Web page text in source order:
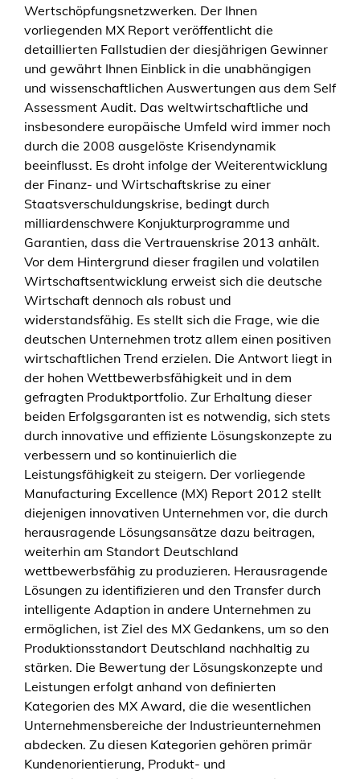
Wertschöpfungsnetzwerken. Der Ihnen
vorliegenden MX Report veröffentlicht die
detaillierten Fallstudien der diesjährigen Gewinner
und gewährt Ihnen Einblick in die unabhängigen
und wissenschaftlichen Auswertungen aus dem Self
Assessment Audit. Das weltwirtschaftliche und
insbesondere europäische Umfeld wird immer noch
durch die 2008 ausgelöste Krisendynamik
beeinflusst. Es droht infolge der Weiterentwicklung
der Finanz- und Wirtschaftskrise zu einer
Staatsverschuldungskrise, bedingt durch
milliardenschwere Konjukturprogramme und
Garantien, dass die Vertrauenskrise 2013 anhält.
Vor dem Hintergrund dieser fragilen und volatilen
Wirtschaftsentwicklung erweist sich die deutsche
Wirtschaft dennoch als robust und
widerstandsfähig. Es stellt sich die Frage, wie die
deutschen Unternehmen trotz allem einen positiven
wirtschaftlichen Trend erzielen. Die Antwort liegt in
der hohen Wettbewerbsfähigkeit und in dem
gefragten Produktportfolio. Zur Erhaltung dieser
beiden Erfolgsgaranten ist es notwendig, sich stets
durch innovative und effiziente Lösungskonzepte zu
verbessern und so kontinuierlich die
Leistungsfähigkeit zu steigern. Der vorliegende
Manufacturing Excellence (MX) Report 2012 stellt
diejenigen innovativen Unternehmen vor, die durch
herausragende Lösungsansätze dazu beitragen,
weiterhin am Standort Deutschland
wettbewerbsfähig zu produzieren. Herausragende
Lösungen zu identifizieren und den Transfer durch
intelligente Adaption in andere Unternehmen zu
ermöglichen, ist Ziel des MX Gedankens, um so den
Produktionsstandort Deutschland nachhaltig zu
stärken. Die Bewertung der Lösungskonzepte und
Leistungen erfolgt anhand von definierten
Kategorien des MX Award, die die wesentlichen
Unternehmensbereiche der Industrieunternehmen
abdecken. Zu diesen Kategorien gehören primär
Kundenorientierung, Produkt- und